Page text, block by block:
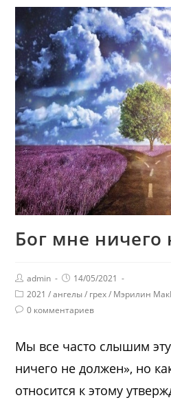
Бог мне ничего
admin
14/05/2021
2021 / ангелы / грех / Мэрилин
0 комментариев
Мы все часто слышим
ничего не должен», но
относится к этому